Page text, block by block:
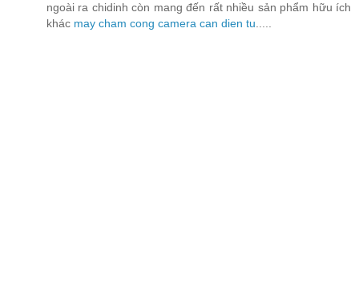
ngoài ra chidinh còn mang đến rất nhiều sản phẩm hữu ích
khác may cham cong camera can dien tu